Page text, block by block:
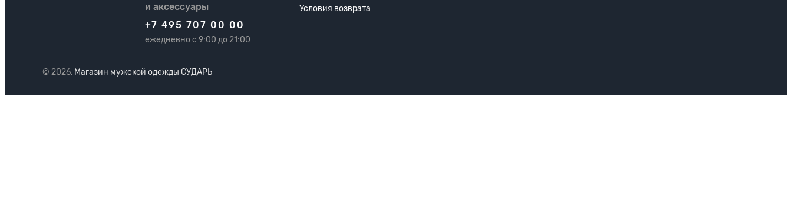
и аксессуары
+7 495 707 00 00
ежедневно с 9:00 до 21:00
Условия возврата
© 2026, Магазин мужской одежды СУДАРЬ